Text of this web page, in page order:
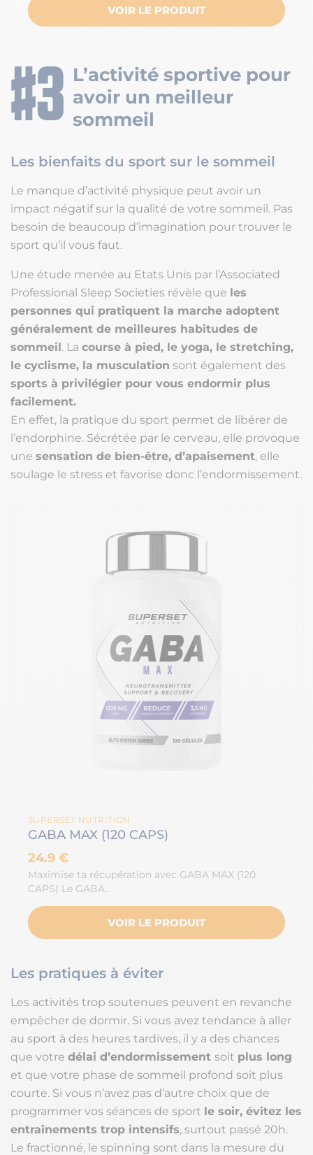
VOIR LE PRODUIT
L’activité sportive pour
avoir un meilleur
sommeil
Les bienfaits du sport sur le sommeil
Le manque d’activité physique peut avoir un
impact négatif sur la qualité de votre sommeil. Pas
besoin de beaucoup d’imagination pour trouver le
sport qu’il vous faut.
Une étude menée au Etats Unis par l’Associated
Professional Sleep Societies révèle que les
personnes qui pratiquent la marche adoptent
généralement de meilleures habitudes de
sommeil. La course à pied, le yoga, le stretching,
le cyclisme, la musculation sont également des
sports à privilégier pour vous endormir plus
facilement.
En effet, la pratique du sport permet de libérer de
l’endorphine. Sécrétée par le cerveau, elle provoque
une sensation de bien-être, d’apaisement, elle
soulage le stress et favorise donc l’endormissement.
SUPERSET NUTRITION
GABA MAX (120 CAPS)
24.9 €
Maximise ta récupération avec GABA MAX (120
CAPS) Le GABA…
VOIR LE PRODUIT
Les pratiques à éviter
Les activités trop soutenues peuvent en revanche
empêcher de dormir. Si vous avez tendance à aller
au sport à des heures tardives, il y a des chances
que votre délai d’endormissement soit plus long
et que votre phase de sommeil profond soit plus
courte. Si vous n’avez pas d’autre choix que de
programmer vos séances de sport le soir, évitez les
entraînements trop intensifs, surtout passé 20h.
Le fractionné, le spinning sont dans la mesure du